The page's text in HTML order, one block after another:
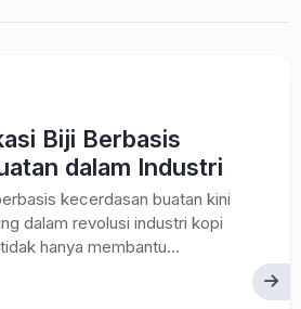
Biji Berbasis
dalam Industri
kecerdasan buatan kini
dalam revolusi industri kopi
hanya membantu...